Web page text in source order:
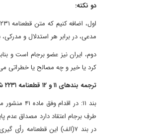
دو نکته:
مدعی، در برابر هر استدلال و
دوم، ایران نیز عضو برجام است و
کرد یا خیر و چه مصالح یا خطراتی
ترجمه بندهای ۱۱ و ۱۲ قطعنامه ۲۲۳۱ شورای امنیت
طرفِ برجام اعتقاد دارد مصداق عدم